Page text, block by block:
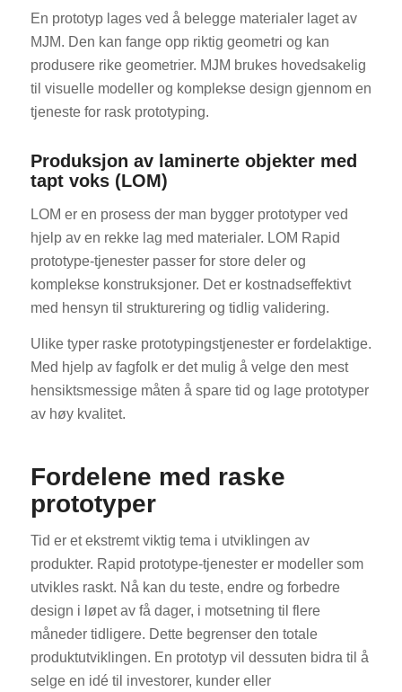
En prototyp lages ved å belegge materialer laget av
MJM. Den kan fange opp riktig geometri og kan
produsere rike geometrier. MJM brukes hovedsakelig
til visuelle modeller og komplekse design gjennom en
tjeneste for rask prototyping.
Produksjon av laminerte objekter med
tapt voks (LOM)
LOM er en prosess der man bygger prototyper ved
hjelp av en rekke lag med materialer. LOM Rapid
prototype-tjenester passer for store deler og
komplekse konstruksjoner. Det er kostnadseffektivt
med hensyn til strukturering og tidlig validering.
Ulike typer raske prototypingstjenester er fordelaktige.
Med hjelp av fagfolk er det mulig å velge den mest
hensiktsmessige måten å spare tid og lage prototyper
av høy kvalitet.
Fordelene med raske
prototyper
Tid er et ekstremt viktig tema i utviklingen av
produkter. Rapid prototype-tjenester er modeller som
utvikles raskt. Nå kan du teste, endre og forbedre
design i løpet av få dager, i motsetning til flere
måneder tidligere. Dette begrenser den totale
produktutviklingen. En prototyp vil dessuten bidra til å
selge en idé til investorer, kunder eller